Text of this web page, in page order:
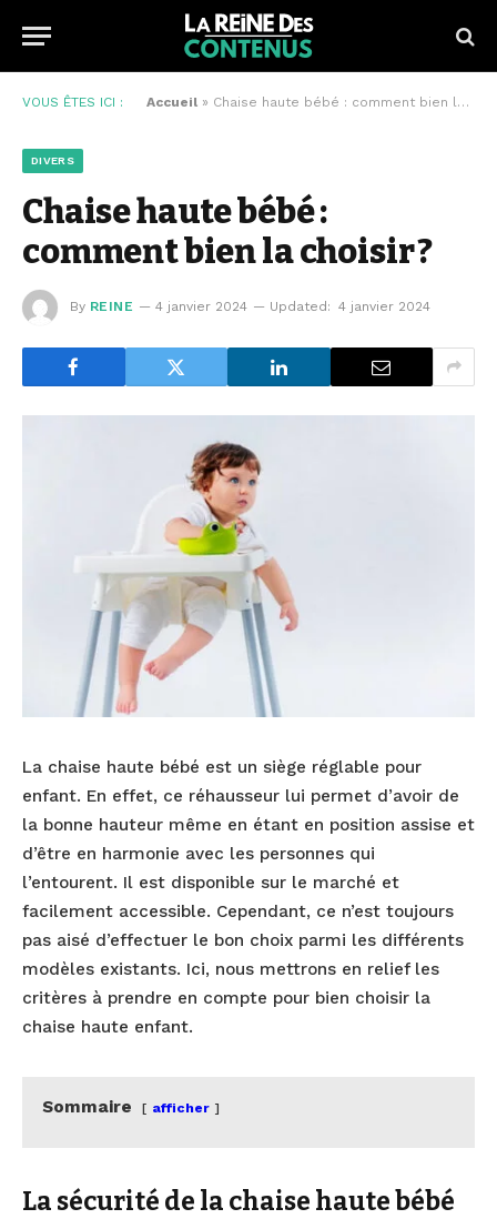
VOUS ÊTES ICI : Accueil » Chaise haute bébé : comment bien la choisir ?
DIVERS
Chaise haute bébé :
comment bien la choisir ?
By REINE 4 janvier 2024 Updated: 4 janvier 2024
La chaise haute bébé est un siège réglable pour
enfant. En effet, ce réhausseur lui permet d’avoir de
la bonne hauteur même en étant en position assise et
d’être en harmonie avec les personnes qui
l’entourent. Il est disponible sur le marché et
facilement accessible. Cependant, ce n’est toujours
pas aisé d’effectuer le bon choix parmi les différents
modèles existants. Ici, nous mettrons en relief les
critères à prendre en compte pour bien choisir la
chaise haute enfant.
Sommaire afficher
La sécurité de la chaise haute bébé